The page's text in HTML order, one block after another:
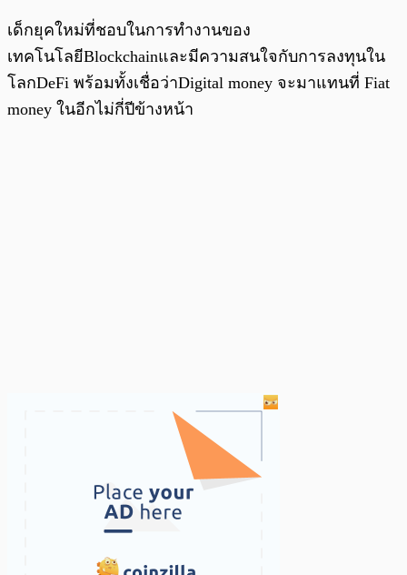
เด็กยุคใหม่ที่ชอบในการทำงานของ
เทคโนโลยีBlockchainและมีความสนใจกับการลงทุนใน
โลกDeFi พร้อมทั้งเชื่อว่าDigital money จะมาแทนที่ Fiat
money ในอีกไม่กี่ปีข้างหน้า